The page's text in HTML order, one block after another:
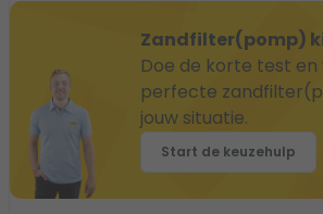
Zandfilter(pomp)
Doe de korte test en
perfecte
jouw situatie.
Start de keuzehulp